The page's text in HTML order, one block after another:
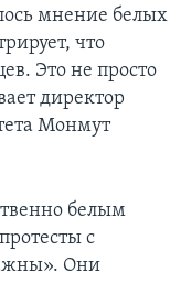
мнение белых
что
Это не просто
директор
Монмут
белым
с
Они